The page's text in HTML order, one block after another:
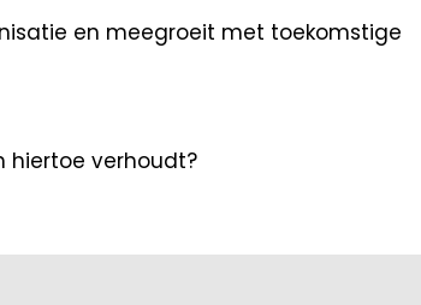
en meegroeit met toekomstige
hiertoe verhoudt?